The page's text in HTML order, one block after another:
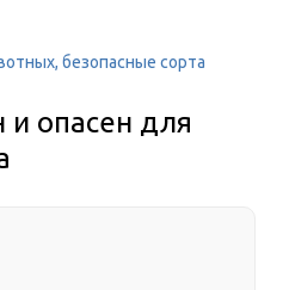
безопасные сорта
опасен для